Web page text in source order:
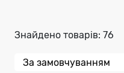
Знайдено товарів: 76